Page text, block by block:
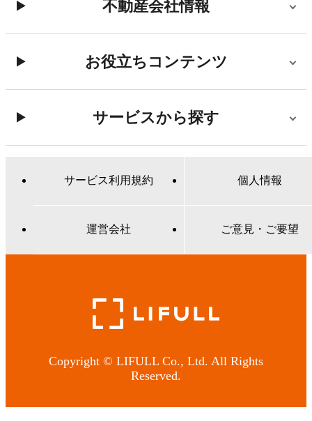
不動産会社情報
お役立ちコンテンツ
サービスから探す
サービス利用規約 個人情報
運営会社 ご意見・ご要望
Copyright © LIFULL Co., Ltd. All Rights
Reserved.